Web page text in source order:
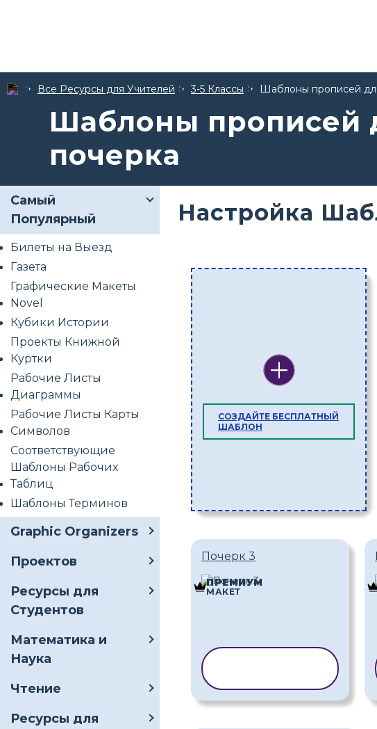
Все Ресурсы для Учителей 3-5 Классы Шаблоны прописей
Шаблоны прописей
почерка
Самый
Популярный
Билеты на Выезд
Газета
Графические Макеты
Novel
Кубики Истории
Проекты Книжной
Куртки
Рабочие Листы
Диаграммы
Рабочие Листы Карты
Символов
Соответствующие
Шаблоны Рабочих
Таблиц
Шаблоны Терминов
Graphic Organizers
Проектов
Ресурсы для
Студентов
Математика и
Наука
Чтение
Ресурсы для
Настройка
СОЗДАЙТЕ БЕСПЛАТНЫЙ
ШАБЛОН
Почерк 3
ПРЕМИУМ
МАКЕТ